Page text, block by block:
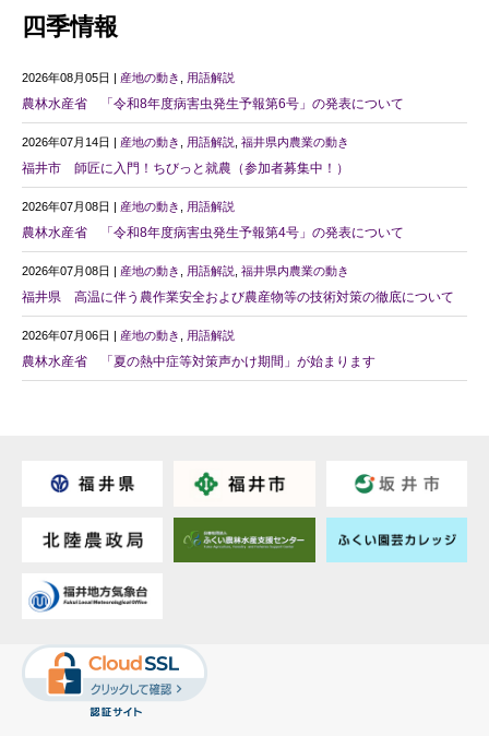
四季情報
2026年08月05日 | 産地の動き 用語解説
農林水産省 「令和8年度病害虫発生予報第6号」の発表について
2026年07月14日 | 産地の動き 用語解説 福井県内農業の動き
福井市 師匠に入門！ちびっと就農（参加者募集中！）
2026年07月08日 | 産地の動き 用語解説
農林水産省 「令和8年度病害虫発生予報第4号」の発表について
2026年07月08日 | 産地の動き 用語解説 福井県内農業の動き
福井県 高温に伴う農作業安全および農産物等の技術対策の徹底について
2026年07月06日 | 産地の動き 用語解説
農林水産省 「夏の熱中症等対策声かけ期間」が始まります